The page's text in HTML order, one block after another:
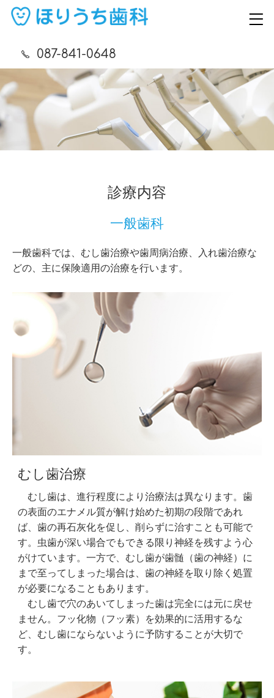
087-841-0648
診療内容
一般歯科
一般歯科では、むし歯治療や歯周病治療、入れ歯治療な
どの、主に保険適用の治療を行います。
むし歯治療
むし歯は、進行程度により治療法は異なります。歯
の表面のエナメル質が解け始めた初期の段階であれ
ば、歯の再石灰化を促し、削らずに治すことも可能で
す。虫歯が深い場合でもできる限り神経を残すよう心
がけています。一方で、むし歯が歯髄（歯の神経）に
まで至ってしまった場合は、歯の神経を取り除く処置
が必要になることもあります。
むし歯で穴のあいてしまった歯は完全には元に戻せ
ません。フッ化物（フッ素）を効果的に活用するな
ど、むし歯にならないように予防することが大切で
す。